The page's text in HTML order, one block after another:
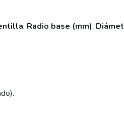
, Radio base (mm),